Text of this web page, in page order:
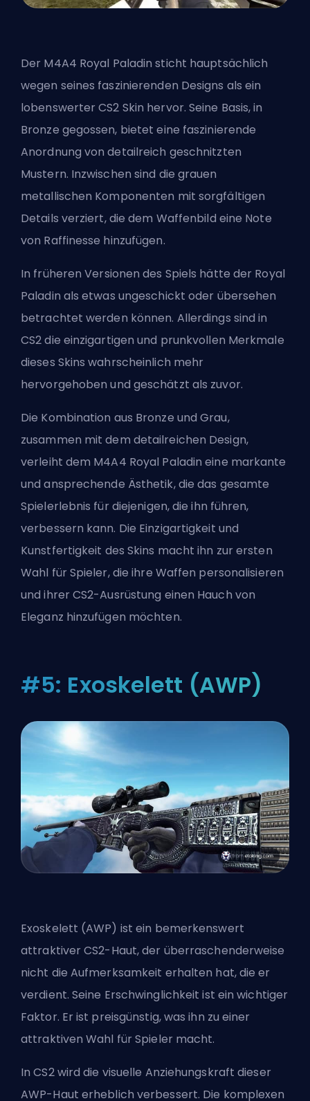
Der M4A4 Royal Paladin sticht hauptsächlich
wegen seines faszinierenden Designs als ein
lobenswerter CS2 Skin hervor. Seine Basis, in
Bronze gegossen, bietet eine faszinierende
Anordnung von detailreich geschnitzten
Mustern. Inzwischen sind die grauen
metallischen Komponenten mit sorgfältigen
Details verziert, die dem Waffenbild eine Note
von Raffinesse hinzufügen.
In früheren Versionen des Spiels hätte der Royal
Paladin als etwas ungeschickt oder übersehen
betrachtet werden können. Allerdings sind in
CS2 die einzigartigen und prunkvollen Merkmale
dieses Skins wahrscheinlich mehr
hervorgehoben und geschätzt als zuvor.
Die Kombination aus Bronze und Grau,
zusammen mit dem detailreichen Design,
verleiht dem M4A4 Royal Paladin eine markante
und ansprechende Ästhetik, die das gesamte
Spielerlebnis für diejenigen, die ihn führen,
verbessern kann. Die Einzigartigkeit und
Kunstfertigkeit des Skins macht ihn zur ersten
Wahl für Spieler, die ihre Waffen personalisieren
und ihrer CS2-Ausrüstung einen Hauch von
Eleganz hinzufügen möchten.
#5: Exoskelett (AWP)
Exoskelett (AWP) ist ein bemerkenswert
attraktiver CS2-Haut, der überraschenderweise
nicht die Aufmerksamkeit erhalten hat, die er
verdient. Seine Erschwinglichkeit ist ein wichtiger
Faktor. Er ist preisgünstig, was ihn zu einer
attraktiven Wahl für Spieler macht.
In CS2 wird die visuelle Anziehungskraft dieser
AWP-Haut erheblich verbessert. Die komplexen